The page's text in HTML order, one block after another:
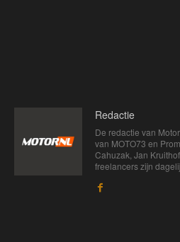
Redactie
De redactie van
van MOTO73 en
Cahuzak, Jan
freelancers zijn